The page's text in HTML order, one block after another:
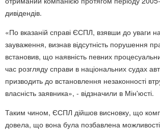
дивідендів.
«По вказаній справі ЄСПЛ, взявши до уваги
зауваження, визнав відсутність порушення
встановив, що наявність певних
час розгляду справи в національних судах
призводить до встановлення незаконності
власність заявника», - відзначили в Мін'юсті.
Таким чином, ЄСПЛ дійшов висновку, що
довела, що вона була позбавлена